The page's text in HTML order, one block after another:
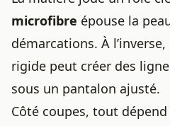
microfibre épouse la
démarcations. À
rigide peut créer des
sous un pantalon ajusté.
Côté coupes, tout